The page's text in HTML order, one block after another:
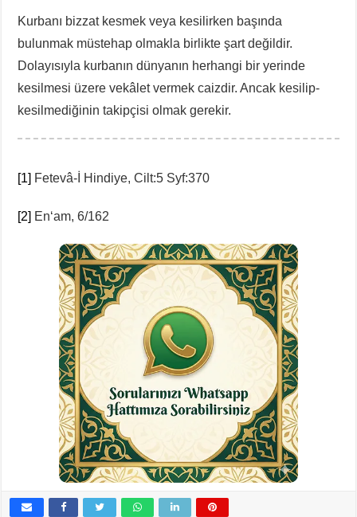
Kurbanı bizzat kesmek veya kesilirken başında
bulunmak müstehap olmakla birlikte şart değildir.
Dolayısıyla kurbanın dünyanın herhangi bir yerinde
kesilmesi üzere vekâlet vermek caizdir. Ancak kesilip-
kesilmediğinin takipçisi olmak gerekir.
[1] Fetevâ-İ Hindiye, Cilt:5 Syf:370
[2] En‘am, 6/162